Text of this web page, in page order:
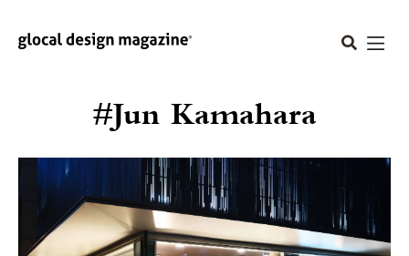
#Jun Kamahara